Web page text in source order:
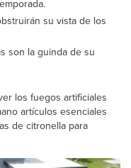
su vista de los
son la guinda de su
los fuegos artificiales
artículos esenciales
de citronella para